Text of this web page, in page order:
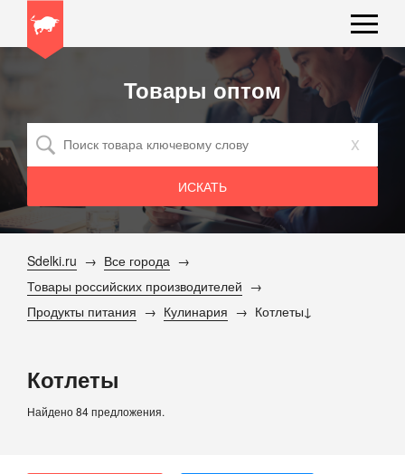
Товары оптом
x
Sdelki.ru
Все города
Товары российских производителей
Продукты питания
Кулинария Котлеты
Котлеты
Найдено 84 предложения.